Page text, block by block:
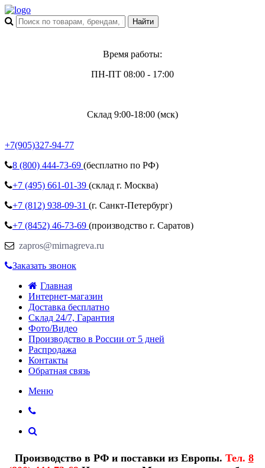
Время работы:
ПН-ПТ 08:00 - 17:00
Склад 9:00-18:00 (мск)
+7(905)327-94-77
8 (800) 444-73-69 (бесплатно по РФ)
+7 (495) 661-01-39 (склад г. Москва)
+7 (812) 938-09-31 (г. Санкт-Петербург)
+7 (8452) 46-73-69 (производство г. Саратов)
zapros@mirnagreva.ru
Заказать звонок
Главная
Интернет-магазин
Доставка бесплатно
Склад 24/7, Гарантия
Фото/Видео
Производство в России от 5 дней
Распродажа
Контакты
Обратная связь
Меню
Производство в РФ и поставки из Европы. Тел. 8